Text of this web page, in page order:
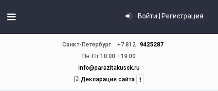
Войти | Регистрация
Санкт-Петербург +7 812
9425287
Пн-Пт 10:00 - 19:00
info@parazitakusok.ru
Декларация сайта